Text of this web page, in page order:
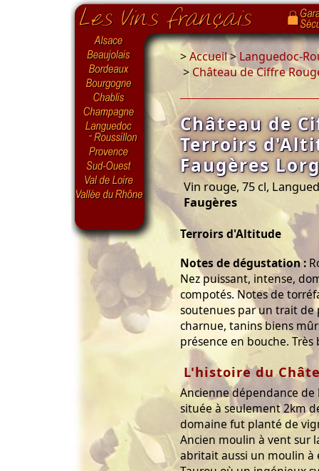
>Accueil>Languedoc-
> Château de Ciffre
Château de
Terroirs
Faugères
Vin rouge, 75 cl,
Faugères
Terroirs d'Altitude
Notes de dégustation :
Nez puissant, intense,
compotés. Notes de
soutenues par un trait de
charnue, tanins biens
présence en bouche.
L'histoire du
Ancienne dépendance
située à seulement 2km
domaine fut planté de
Ancien moulin à vent sur
abritait aussi un moulin à